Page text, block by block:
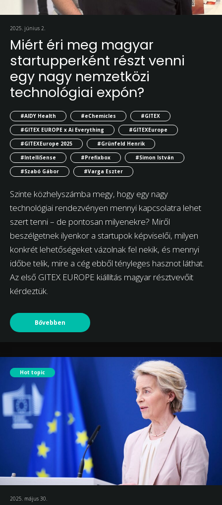
2025. június 2.
Miért éri meg magyar
startupperként részt venni
egy nagy nemzetközi
technológiai expón?
#AIDY Health #eChemicles
#GITEX
#GITEX EUROPE x Ai Everything
#GITEXEurope
#GITEXEurope 2025
#Grünfeld Henrik
#IntelliSense
#Prefixbox
#Simon István
#Szabó Gábor
#Varga Eszter
Szinte közhelyszámba megy, hogy egy nagy
technológiai rendezvényen mennyi kapcsolatra lehet
szert tenni – de pontosan milyenekre? Miről
beszélgetnek ilyenkor a startupok képviselői, milyen
konkrét lehetőségeket vázolnak fel nekik, és mennyi
időbe telik, mire a cég ebből tényleges hasznot láthat.
Az első GITEX EUROPE kiállítás magyar résztvevőit
kérdeztük.
Bővebben
Hot topic
2025. május 30.